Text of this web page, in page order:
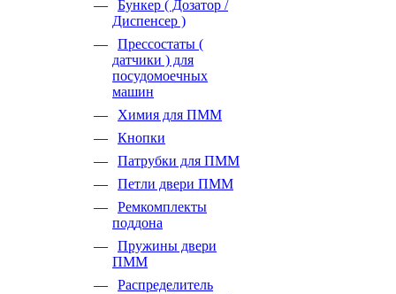
Бункер ( Дозатор /
Диспенсер )
Прессостаты (
датчики ) для
посудомоечных
машин
Химия для ПММ
Кнопки
Патрубки для ПММ
Петли двери ПММ
Ремкомплекты
поддона
Пружины двери
ПММ
Распределитель